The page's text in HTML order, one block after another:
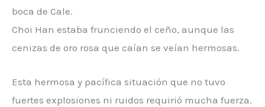
boca de Cale.
Choi Han estaba frunciendo el ceño, aunque las
cenizas de oro rosa que caían se veían hermosas.
Esta hermosa y pacífica situación que no tuvo
fuertes explosiones ni ruidos requirió mucha fuerza.